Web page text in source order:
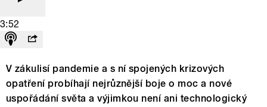
3:52
V zákulisí pandemie a s ní spojených krizových
opatření probíhají nejrůznější boje o moc a nové
uspořádání světa a výjimkou není ani technologický